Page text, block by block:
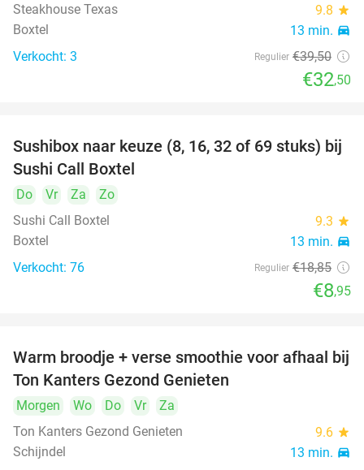
Steakhouse Texas
9.8 star
Boxtel 13 min. directions_car
Verkocht: 3 Regulier €39,50
€32,50
53%
Sushibox naar keuze (8, 16, 32 of 69 stuks) bij
Sushi Call Boxtel
Do Vr Za
Zo
Sushi Call Boxtel
9.3 star
Boxtel 13 min. directions_car
Verkocht: 76 Regulier €18,85
€8,95
43%
Warm broodje + verse smoothie voor afhaal bij
Ton Kanters Gezond Genieten
Morgen Wo Do Vr
Za
Ton Kanters Gezond Genieten
9.6 star
Schijndel 13 min. directions_car